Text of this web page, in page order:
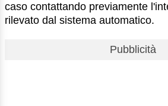
caso contattando previamente
rilevato dal sistema automatico.
Pubblicità